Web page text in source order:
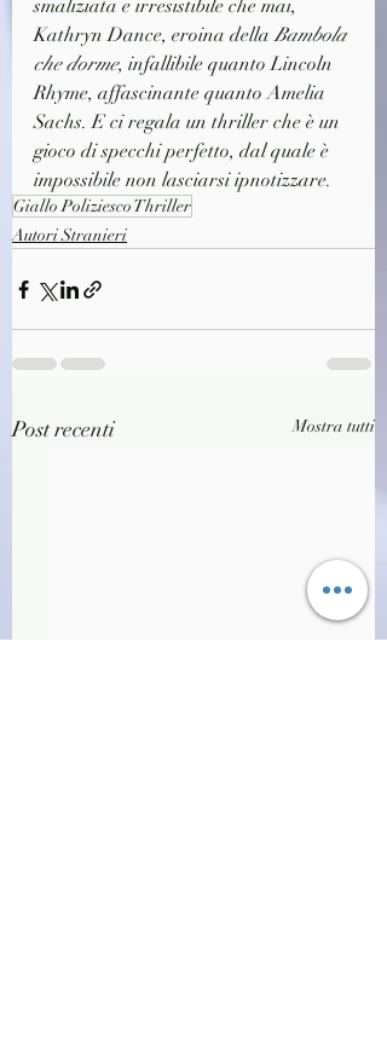
smaliziata e irresistibile che mai,
Kathryn Dance, eroina della Bambola
che dorme, infallibile quanto Lincoln
Rhyme, affascinante quanto Amelia
Sachs. E ci regala un thriller che è un
gioco di specchi perfetto, dal quale è
impossibile non lasciarsi ipnotizzare.
Giallo Poliziesco Thriller
Autori Stranieri
Post recenti Mostra tutti